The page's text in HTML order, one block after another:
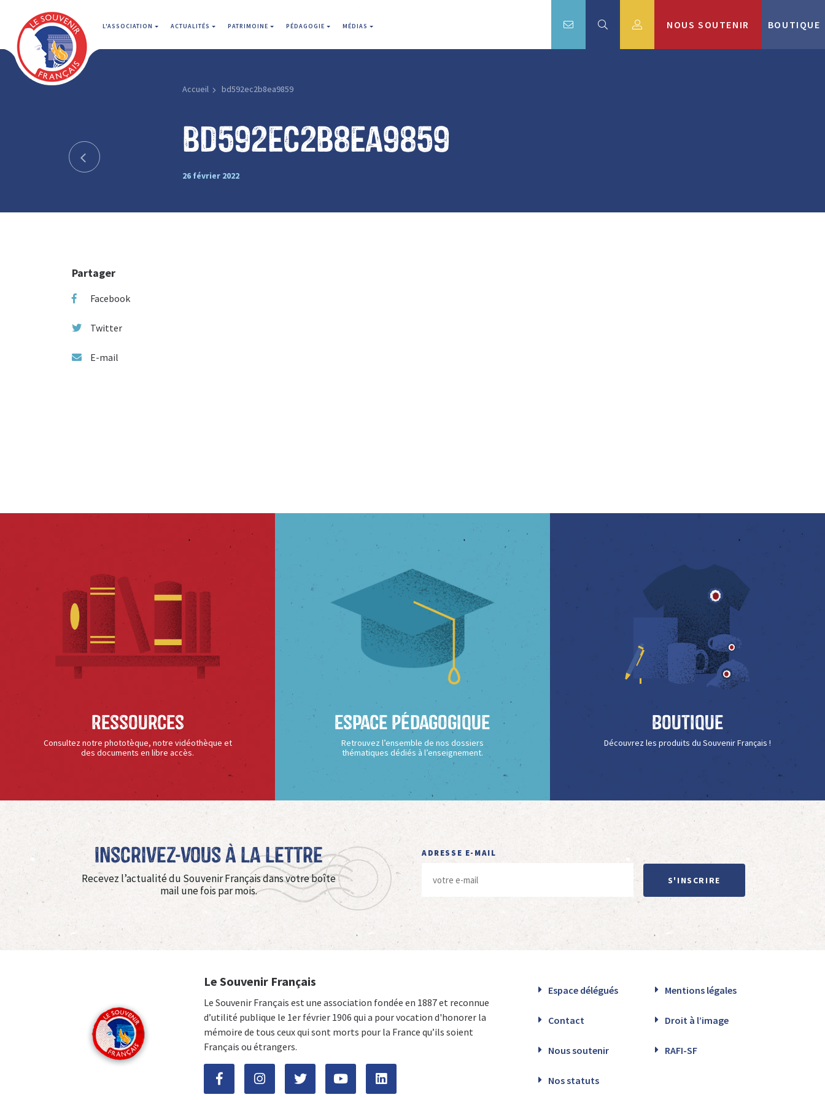
L'ASSOCIATION ACTUALITÉS PATRIMOINE PÉDAGOGIE MÉDIAS NOUS SOUTENIR BOUTIQUE
Accueil bd592ec2b8ea9859
bd592ec2b8ea9859
26 février 2022
Partager
Facebook
Twitter
E-mail
Ressources
Consultez notre phototèque, notre vidéothèque et
des documents en libre accès.
Espace Pédagogique
Retrouvez l’ensemble de nos dossiers
thématiques dédiés à l’enseignement.
Boutique
Découvrez les produits du Souvenir Français !
Inscrivez-vous à La Lettre
Recevez l’actualité du Souvenir Français dans votre boîte
mail une fois par mois.
ADRESSE E-MAIL
S'INSCRIRE
Le Souvenir Français
Le Souvenir Français est une association fondée en 1887 et reconnue
d’utilité publique le 1er février 1906 qui a pour vocation d'honorer la
mémoire de tous ceux qui sont morts pour la France qu’ils soient
Français ou étrangers.
Espace délégués Mentions légales
Contact Droit à l’image
Nous soutenir RAFI-SF
Nos statuts